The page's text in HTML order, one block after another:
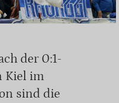
der 0:1-
Kiel im
sind die